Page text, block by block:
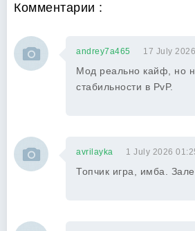
Комментарии :
andrey7a465 17 July
Мод реально кайф, но
стабильности в PvP.
avrilayka 1 July 2026
Топчик игра, имба.